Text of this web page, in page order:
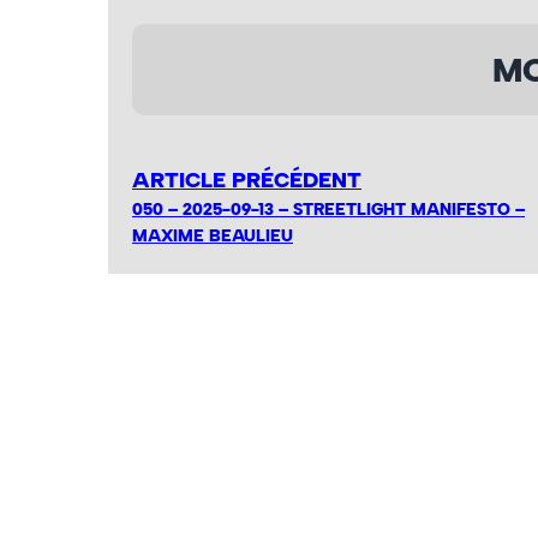
ARTICLE PRÉCÉDENT
050 – 2025-09-13 – STREETLIGHT MANIFESTO –
MAXIME BEAULIEU